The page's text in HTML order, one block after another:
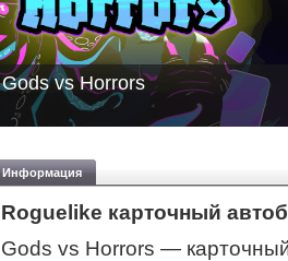
Gods vs Horrors
Информация
Roguelike карточный
Gods vs Horrors —